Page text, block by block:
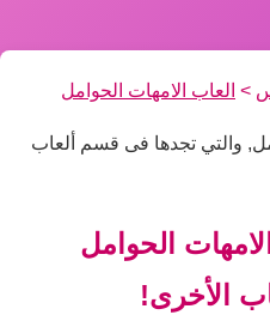
> العاب الامهات الحوامل
والتي تجدها فى قسم ألعاب
الحوامل
الأخرى!